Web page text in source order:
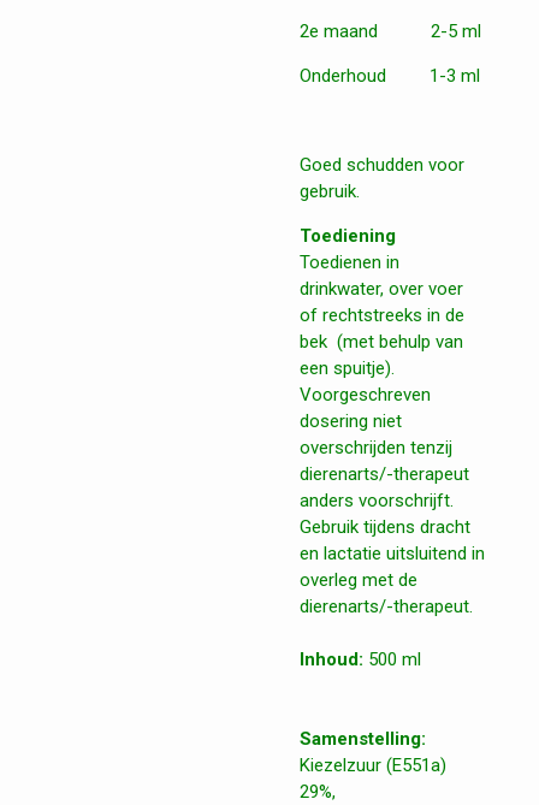
2e maand 2-5 ml
Onderhoud 1-3 ml
Goed schudden voor
gebruik.
Toediening
Toedienen in
drinkwater, over voer
of rechtstreeks in de
bek (met behulp van
een spuitje).
Voorgeschreven
dosering niet
overschrijden tenzij
dierenarts/-therapeut
anders voorschrijft.
Gebruik tijdens dracht
en lactatie uitsluitend in
overleg met de
dierenarts/-therapeut.
Inhoud: 500 ml
Samenstelling:
Kiezelzuur (E551a)
29%,